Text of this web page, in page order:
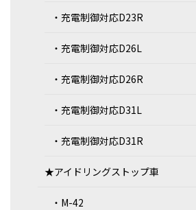
・充電制御対応D23R
・充電制御対応D26L
・充電制御対応D26R
・充電制御対応D31L
・充電制御対応D31R
★アイドリングストップ車
・M-42